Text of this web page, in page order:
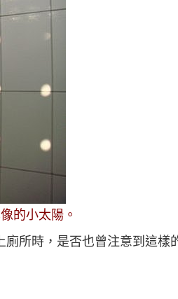
的小太陽。
所時，是否也曾注意到這樣